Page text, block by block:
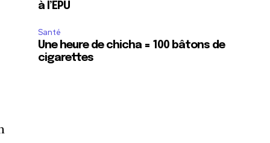
à l’EPU
Santé
Une heure de chicha = 100 bâtons de
cigarettes